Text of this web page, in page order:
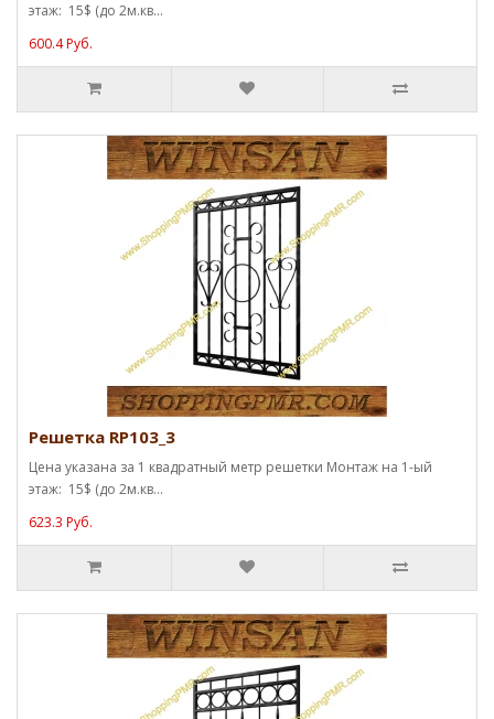
этаж: 15$ (до 2м.кв...
600.4 Руб.
Решетка RP103_3
Цена указана за 1 квадратный метр решетки Монтаж на 1-ый
этаж: 15$ (до 2м.кв...
623.3 Руб.